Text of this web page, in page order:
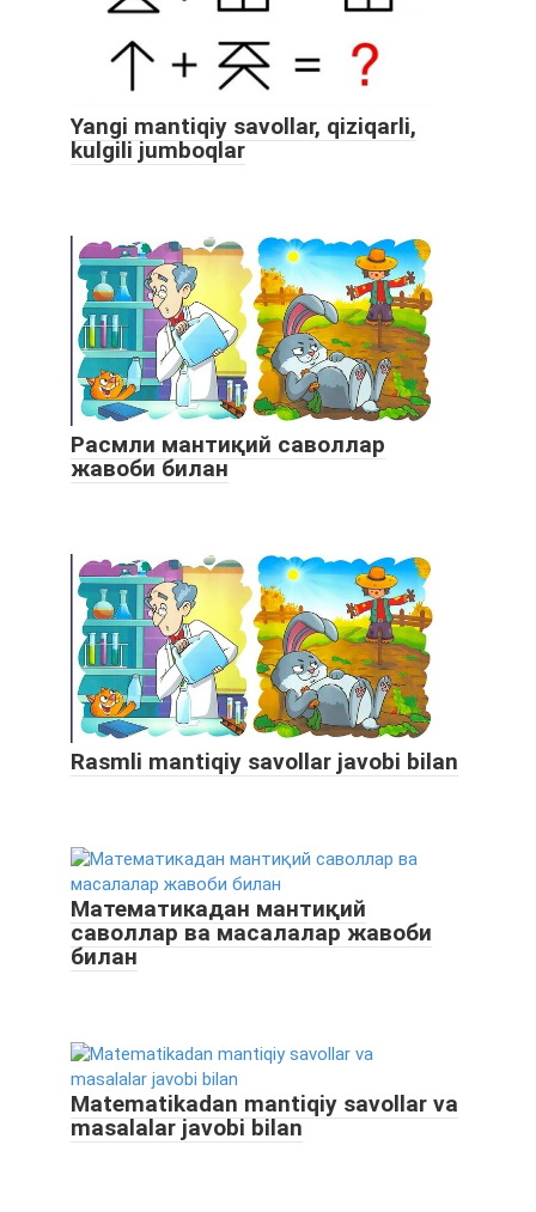
Yangi mantiqiy savollar, qiziqarli,
kulgili jumboqlar
Расмли мантиқий саволлар
жавоби билан
Rasmli mantiqiy savollar javobi bilan
Математикадан мантиқий
саволлар ва масалалар жавоби
билан
Matematikadan mantiqiy savollar va
masalalar javobi bilan